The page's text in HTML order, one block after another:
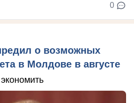
0
о возможных
в Молдове в августе